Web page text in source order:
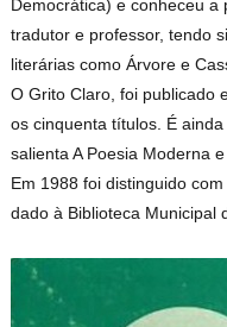
Democrática) e conheceu
tradutor e professor, tendo
literárias como Árvore e
O Grito Claro, foi publicado
os cinquenta títulos. É
salienta A Poesia Moderna
Em 1988 foi distinguido
dado à Biblioteca Municipal